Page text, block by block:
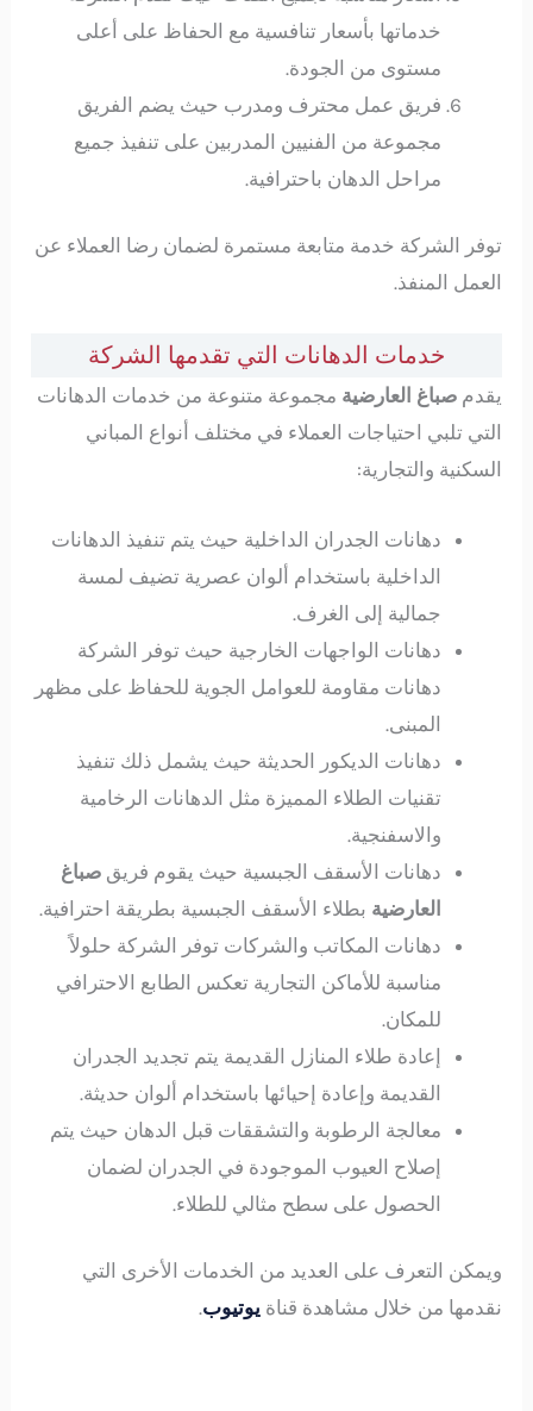
خدماتها بأسعار تنافسية مع الحفاظ على أعلى
مستوى من الجودة.
فريق عمل محترف ومدرب حيث يضم الفريق
مجموعة من الفنيين المدربين على تنفيذ جميع
مراحل الدهان باحترافية.
توفر الشركة خدمة متابعة مستمرة لضمان رضا العملاء عن
العمل المنفذ.
خدمات الدهانات التي تقدمها الشركة
يقدمصباغ العارضية مجموعة متنوعة من خدمات الدهانات
التي تلبي احتياجات العملاء في مختلف أنواع المباني
السكنية والتجارية:
دهانات الجدران الداخلية حيث يتم تنفيذ الدهانات
الداخلية باستخدام ألوان عصرية تضيف لمسة
جمالية إلى الغرف.
دهانات الواجهات الخارجية حيث توفر الشركة
دهانات مقاومة للعوامل الجوية للحفاظ على مظهر
المبنى.
دهانات الديكور الحديثة حيث يشمل ذلك تنفيذ
تقنيات الطلاء المميزة مثل الدهانات الرخامية
والاسفنجية.
دهانات الأسقف الجبسية حيث يقوم فريقصباغ
العارضية بطلاء الأسقف الجبسية بطريقة احترافية.
دهانات المكاتب والشركات توفر الشركة حلولاً
مناسبة للأماكن التجارية تعكس الطابع الاحترافي
للمكان.
إعادة طلاء المنازل القديمة يتم تجديد الجدران
القديمة وإعادة إحيائها باستخدام ألوان حديثة.
معالجة الرطوبة والتشققات قبل الدهان حيث يتم
إصلاح العيوب الموجودة في الجدران لضمان
الحصول على سطح مثالي للطلاء.
ويمكن التعرف على العديد من الخدمات الأخرى التي
نقدمها من خلال مشاهدة قناة يوتيوب.